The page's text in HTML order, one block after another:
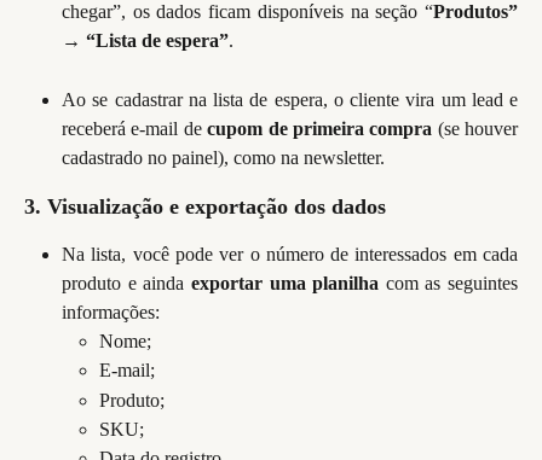
chegar”, os dados ficam disponíveis na seção “Produtos”
→ “Lista de espera”.
Ao se cadastrar na lista de espera, o cliente vira um lead e
receberá e-mail decupom de primeira compra (se houver
cadastrado no painel), como na newsletter.
3. Visualização e exportação dos dados
Na lista, você pode ver o número de interessados em cada
produto e ainda exportar uma planilha com as seguintes
informações:
Nome;
E-mail;
Produto;
SKU;